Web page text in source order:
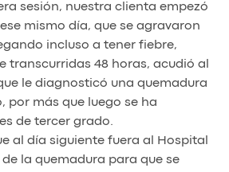
sesión, nuestra clienta empezó
mismo día, que se agravaron
incluso a tener fiebre,
transcurridas 48 horas, acudió al
le diagnosticó una quemadura
por más que luego se ha
de tercer grado.
al día siguiente fuera al Hospital
la quemadura para que se